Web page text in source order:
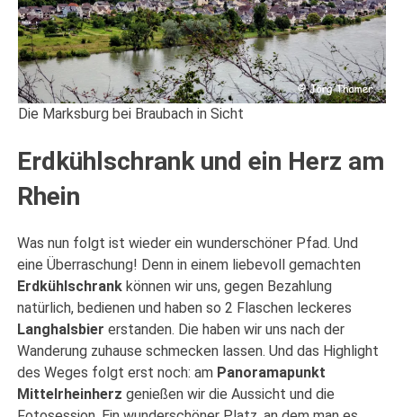
Die Marksburg bei Braubach in Sicht
Erdkühlschrank und ein Herz am
Rhein
Was nun folgt ist wieder ein wunderschöner Pfad. Und
eine Überraschung! Denn in einem liebevoll gemachten
Erdkühlschrankkönnen wir uns, gegen Bezahlung
natürlich, bedienen und haben so 2 Flaschen leckeres
Langhalsbiererstanden. Die haben wir uns nach der
Wanderung zuhause schmecken lassen. Und das Highlight
des Weges folgt erst noch: am Panoramapunkt
Mittelrheinherzgenießen wir die Aussicht und die